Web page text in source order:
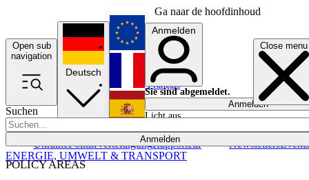
Ga naar de hoofdinhoud
Open sub
navigation
Close menu
Suchen
Anmelden
POLICY AREAS
UkrainePolitikVerteidigungRapporteur NewslettersEvents
Deutsch
English
Français
Anmelden
Sie sind abgemeldet.
Anmelden
Licht aus
ENERGIE, UMWELT & TRANSPORT